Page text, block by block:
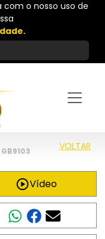
com o nosso uso de
GB9103 VOLTAR
Vídeo